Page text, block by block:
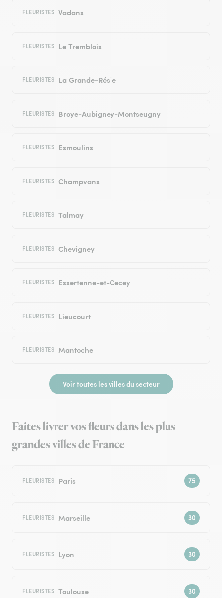
FLEURISTES Vadans
FLEURISTES Le Tremblois
FLEURISTES La Grande-Résie
FLEURISTES Broye-Aubigney-Montseugny
FLEURISTES Esmoulins
FLEURISTES Champvans
FLEURISTES Talmay
FLEURISTES Chevigney
FLEURISTES Essertenne-et-Cecey
FLEURISTES Lieucourt
FLEURISTES Mantoche
Voir toutes les villes du secteur
Faites livrer vos fleurs dans les plus
grandes villes de France
FLEURISTES Paris
FLEURISTES Marseille
FLEURISTES Lyon
FLEURISTES Toulouse